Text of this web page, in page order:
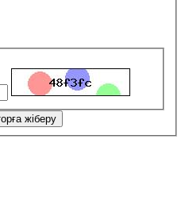
жіберу